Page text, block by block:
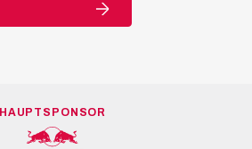
HAUPTSPONSOR